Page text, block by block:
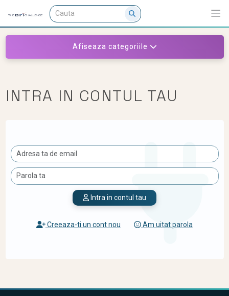
Afiseaza categoriile
INTRA IN CONTUL TAU
Intra in contul tau
Creeaza-ti un cont nou Am uitat parola